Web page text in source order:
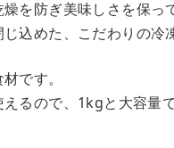
を防ぎ美味しさを保っ
込めた、こだわりの冷
です。
るので、1kgと大容量